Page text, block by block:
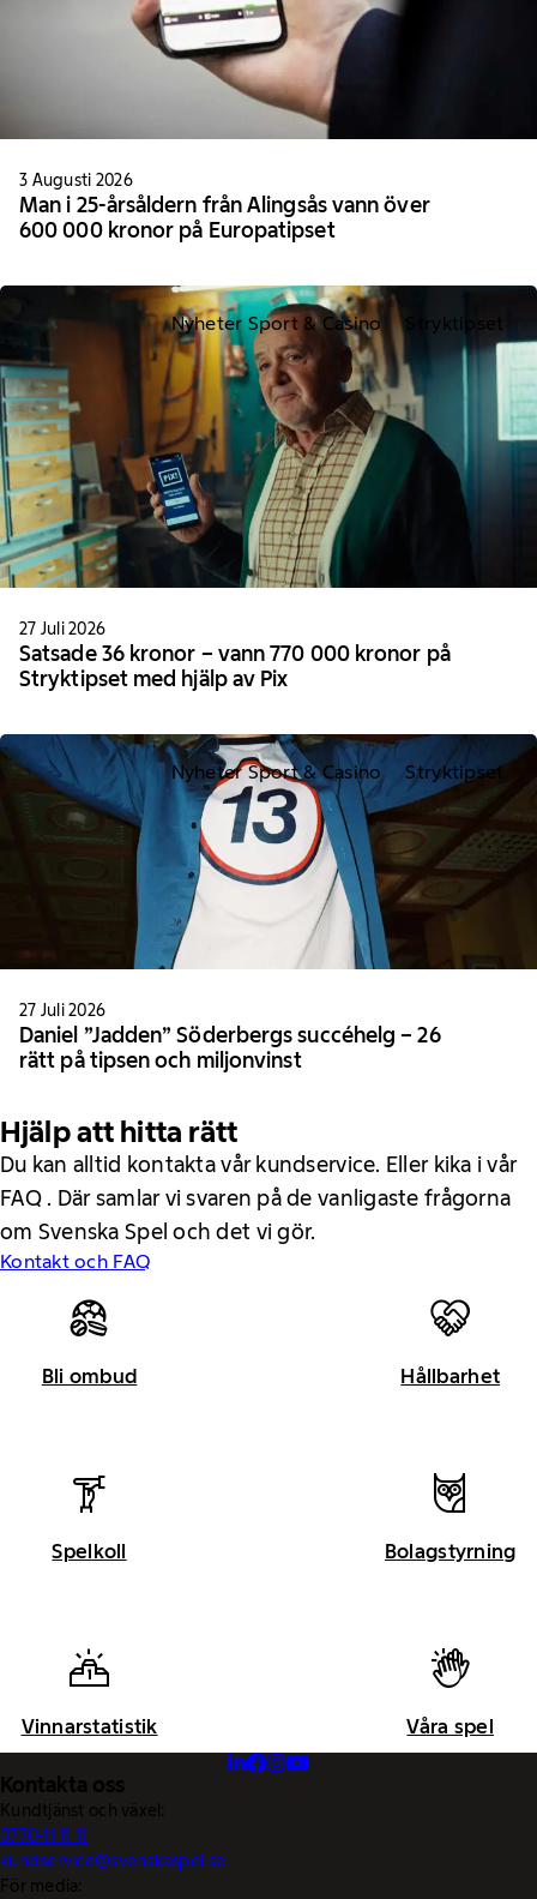
3 Augusti 2026
Man i 25-årsåldern från Alingsås vann över
600 000 kronor på Europatipset
Nyheter Sport & Casino Stryktipset
27 Juli 2026
Satsade 36 kronor – vann 770 000 kronor på
Stryktipset med hjälp av Pix
Nyheter Sport & Casino Stryktipset
27 Juli 2026
Daniel ”Jadden” Söderbergs succéhelg – 26
rätt på tipsen och miljonvinst
Hjälp att hitta rätt
Du kan alltid kontakta vår kundservice. Eller kika i vår
FAQ . Där samlar vi svaren på de vanligaste frågorna
om Svenska Spel och det vi gör.
Kontakt och FAQ
Bli ombud Hållbarhet
Spelkoll Bolagstyrning
Vinnarstatistik Våra spel
Kontakta oss
Kundtjänst och växel:
0770-11 11 11
kundservice@svenskaspel.se
För media: